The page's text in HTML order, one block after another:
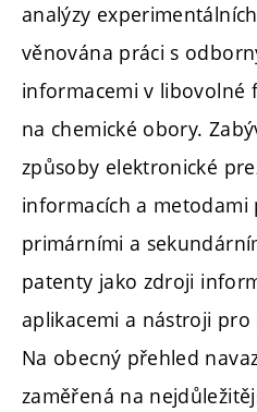
analýzy
věnována práci s
informacemi v libovolné
na chemické obory.
způsoby elektronické
informacích a metodami
primárními a
patenty jako zdroji
aplikacemi a nástroji
Na obecný přehled
zaměřená na